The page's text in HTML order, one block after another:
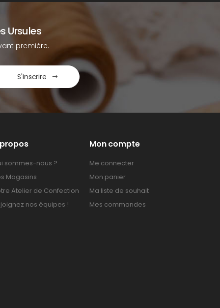
Ursules
première.
S'inscrire
sommes-nous ?
Magasins
Atelier de Confection
nos équipes !
Mon compte
Me connecter
Mon panier
Ma liste de souhait
Mes commandes